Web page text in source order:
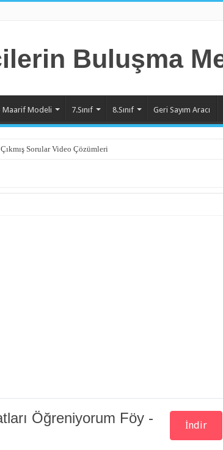
Maarif Modeli 7.Sınıf 8.Sınıf Geri Sayım Aracı
Sorular Video Çözümleri
Öğreniyorum Föy -
İndir